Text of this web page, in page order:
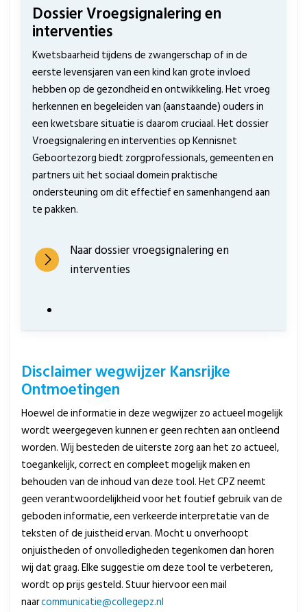
Dossier Vroegsignalering en
interventies
Kwetsbaarheid tijdens de zwangerschap of in de
eerste levensjaren van een kind kan grote invloed
hebben op de gezondheid en ontwikkeling. Het vroeg
herkennen en begeleiden van (aanstaande) ouders in
een kwetsbare situatie is daarom cruciaal. Het dossier
Vroegsignalering en interventies op Kennisnet
Geboortezorg biedt zorgprofessionals, gemeenten en
partners uit het sociaal domein praktische
ondersteuning om dit effectief en samenhangend aan
te pakken.
Naar dossier vroegsignalering en
interventies
Disclaimer wegwijzer Kansrijke
Ontmoetingen
Hoewel de informatie in deze wegwijzer zo actueel mogelijk
wordt weergegeven kunnen er geen rechten aan ontleend
worden. Wij besteden de uiterste zorg aan het zo actueel,
toegankelijk, correct en compleet mogelijk maken en
behouden van de inhoud van deze tool. Het CPZ neemt
geen verantwoordelijkheid voor het foutief gebruik van de
geboden informatie, een verkeerde interpretatie van de
teksten of de juistheid ervan. Mocht u onverhoopt
onjuistheden of onvolledigheden tegenkomen dan horen
wij dat graag. Elke suggestie om deze tool te verbeteren,
wordt op prijs gesteld. Stuur hiervoor een mail
naarcommunicatie@collegepz.nl